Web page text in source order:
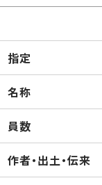
指定
名称
員数
作者・出土・伝来